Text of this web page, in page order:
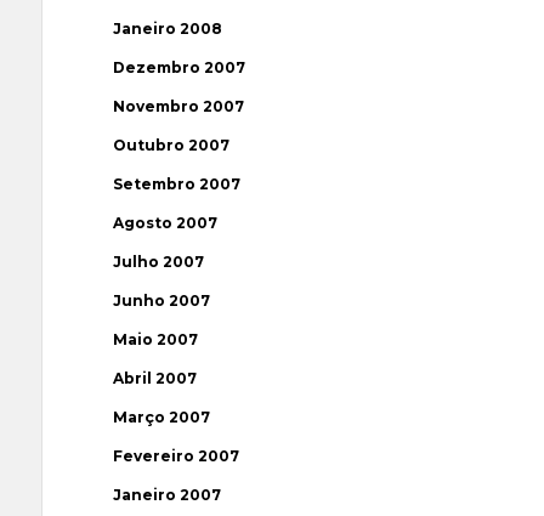
Janeiro 2008
Dezembro 2007
Novembro 2007
Outubro 2007
Setembro 2007
Agosto 2007
Julho 2007
Junho 2007
Maio 2007
Abril 2007
Março 2007
Fevereiro 2007
Janeiro 2007